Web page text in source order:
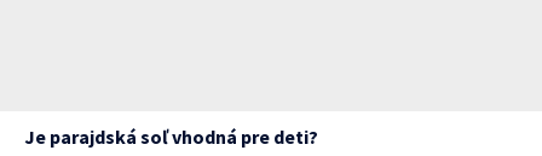
Je parajdská soľ vhodná pre deti?